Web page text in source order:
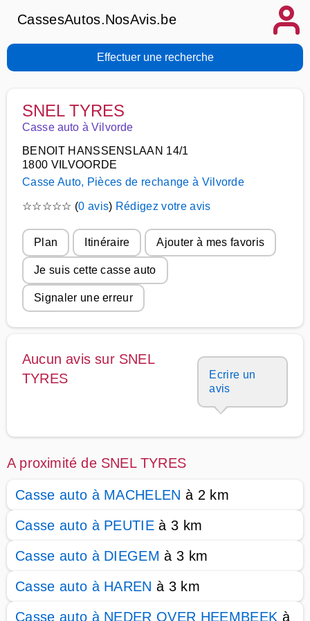
CassesAutos.NosAvis.be
Effectuer une recherche
SNEL TYRES
Casse auto à Vilvorde
BENOIT HANSSENSLAAN 14/1
1800 VILVOORDE
Casse Auto, Pièces de rechange à Vilvorde
☆☆☆☆☆ (0 avis) Rédigez votre avis
Plan Itinéraire Ajouter à mes favoris
Je suis cette casse auto
Signaler une erreur
Aucun avis sur SNEL
TYRES
Ecrire un
avis
A proximité de SNEL TYRES
Casse auto à MACHELEN à 2 km
Casse auto à PEUTIE à 3 km
Casse auto à DIEGEM à 3 km
Casse auto à HAREN à 3 km
Casse auto à NEDER OVER HEEMBEEK à